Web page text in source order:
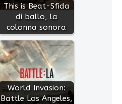
This is Beat-Sfida
di ballo, la
colonna sonora
World Invasion:
Battle Los Angeles,